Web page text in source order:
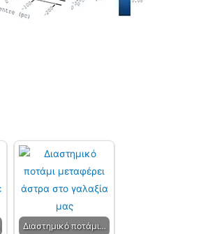
Διαστημικό ποτάμι…